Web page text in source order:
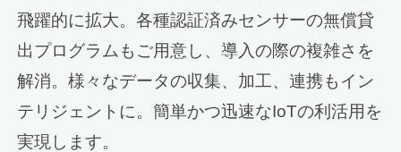
飛躍的に拡大。各種認証済みセンサーの無償貸
出プログラムもご用意し、導入の際の複雑さを
解消。様々なデータの収集、加工、連携もイン
テリジェントに。簡単かつ迅速なIoTの利活用を
実現します。